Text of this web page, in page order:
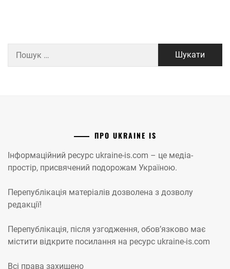
ПРО UKRAINE IS
Інформаційний ресурс ukraine-is.com – це медіа-
простір, присвячений подорожам Україною.
Перепублікація матеріалів дозволена з дозволу
редакції!
Перепублікація, після узгодження, обов’язково має
містити відкрите посилання на ресурс ukraine-is.com
Всі права захищено